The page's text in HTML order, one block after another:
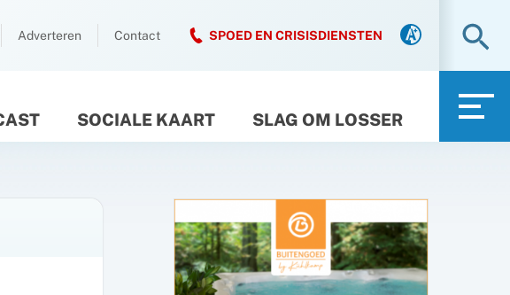
Adverteren Contact SPOED EN CRISISDIENSTEN
SOCIALE KAART SLAG OM LOSSER